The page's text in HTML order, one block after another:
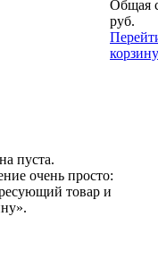
Общая
руб.
корзину
пуста.
очень просто:
товар и